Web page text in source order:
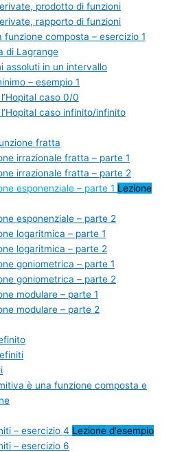
prodotto di funzioni
rapporto di funzioni
funzione composta – esercizio 1
di Lagrange
assoluti in un intervallo
– esempio 1
caso 0/0
caso infinito/infinito
fratta
irrazionale fratta – parte 1
irrazionale fratta – parte 2
esponenziale – parte 1 Lezione
esponenziale – parte 2
logaritmica – parte 1
logaritmica – parte 2
goniometrica – parte 1
goniometrica – parte 2
modulare – parte 1
modulare – parte 2
è una funzione composta e
– esercizio 4 Lezione d'esempio
– esercizio 6